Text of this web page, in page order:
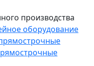
производства
оборудование